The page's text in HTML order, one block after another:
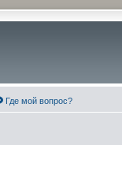
Где мой вопрос?